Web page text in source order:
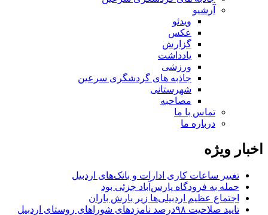
آرشیو
ویدئو
عکس
گزارش
یادداشت
ورزشی
جاذبه های گردشگری سرعین
شهرستانی
مصاحبه
تماس با ما
درباره ما
اخبار ویژه
تغییر ساعات کاری ادارات و بانک‌های اردبیل
حمله به فرودگاه پارس‌‌آباد جزئی بود
اجتماع عظیم اردبیلی‌ها زیر بارش باران
تایید صلاحیت ۹۸درصد نامزدهای شوراهای روستای اردبیل